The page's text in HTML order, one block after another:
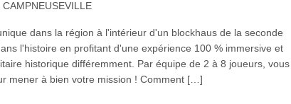
dans la région à l'intérieur d'un blockhaus de la seconde
l'histoire en profitant d'une expérience 100 % immersive et
historique différemment. Par équipe de 2 à 8 joueurs, vous
mener à bien votre mission ! Comment […]